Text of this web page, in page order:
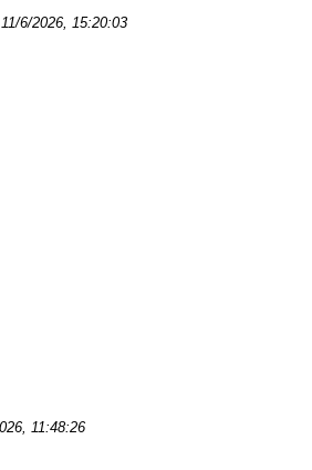
11/6/2026, 15:20:03
11:48:26